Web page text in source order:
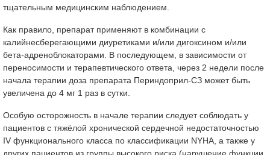
тщательным медицинским наблюдением.
Как правило, препарат применяют в комбинации с
калийнесберегающими диуретиками и/или дигоксином и/или
бета-адреноблокаторами. В последующем, в зависимости от
переносимости и терапевтического ответа, через 2 недели после
начала терапии доза препарата Периндоприл-СЗ может быть
увеличена до 4 мг 1 раз в сутки.
Особую осторожность в начале терапии следует соблюдать у
пациентов с тяжёлой хронической сердечной недостаточностью
IV функционального класса по классификации NYHA, а также у
других пациентов из группы высокого риска (нарушение функции